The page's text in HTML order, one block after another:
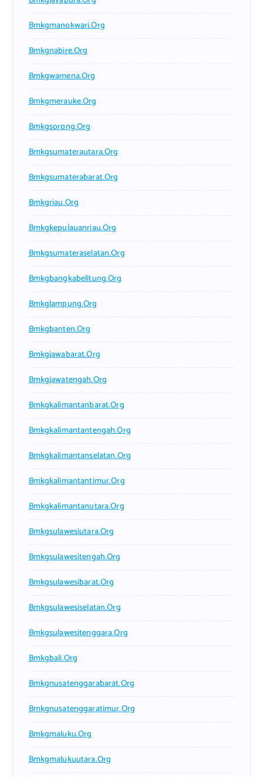
Bmkgmanokwari.org
Bmkgnabire.org
Bmkgwamena.org
Bmkgmerauke.org
Bmkgsorong.org
Bmkgsumaterautara.org
Bmkgsumaterabarat.org
Bmkgriau.org
Bmkgkepulauanriau.org
Bmkgsumateraselatan.org
Bmkgbangkabelitung.org
Bmkglampung.org
Bmkgbanten.org
Bmkgjawabarat.org
Bmkgjawatengah.org
Bmkgkalimantanbarat.org
Bmkgkalimantantengah.org
Bmkgkalimantanselatan.org
Bmkgkalimantantimur.org
Bmkgkalimantanutara.org
Bmkgsulawesiutara.org
Bmkgsulawesitengah.org
Bmkgsulawesibarat.org
Bmkgsulawesiselatan.org
Bmkgsulawesitenggara.org
Bmkgbali.org
Bmkgnusatenggarabarat.org
Bmkgnusatenggaratimur.org
Bmkgmaluku.org
Bmkgmalukuutara.org